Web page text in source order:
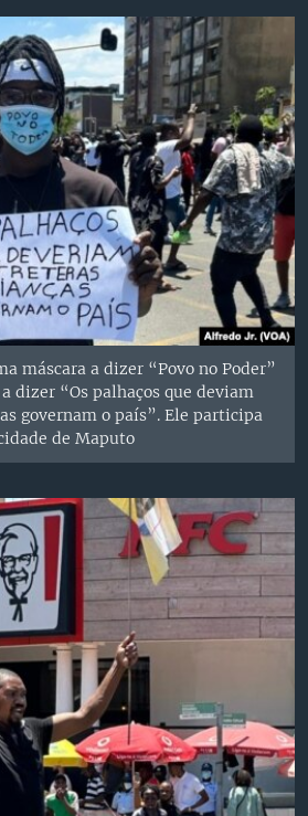
máscara a dizer “Povo no Poder”
dizer “Os palhaços que deviam
governam o país”. Ele participa
de Maputo